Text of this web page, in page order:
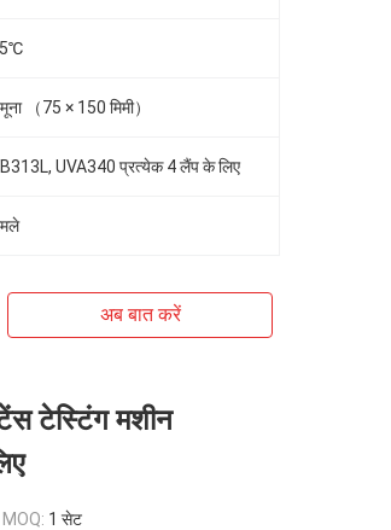
（75 × 150 मिमी）
UVA340 प्रत्येक 4 लैंप के लिए
अब बात करें
टेस्टिंग मशीन
MOQ: 1 सेट